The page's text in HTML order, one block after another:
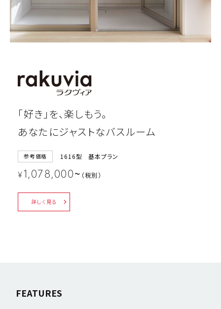
「好き」を、楽しもう。
あなたにジャストなバスルーム
参考価格 1616型 基本プラン
¥1,078,000~ （税別）
詳しく見る
FEATURES